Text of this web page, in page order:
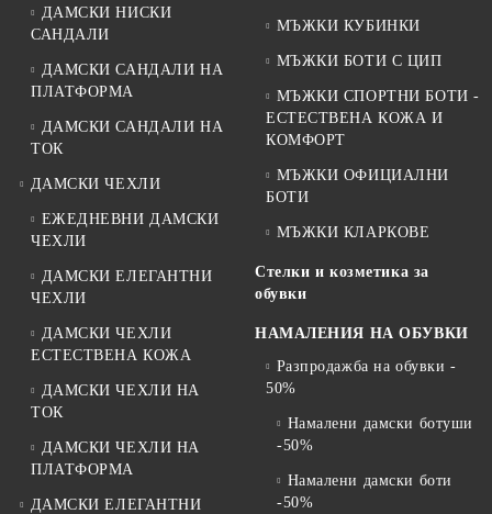
ДАМСКИ НИСКИ
САНДАЛИ
ДАМСКИ САНДАЛИ НА
ПЛАТФОРМА
ДАМСКИ САНДАЛИ НА
ТОК
ДАМСКИ ЧЕХЛИ
ЕЖЕДНЕВНИ ДАМСКИ
ЧЕХЛИ
ДАМСКИ ЕЛЕГАНТНИ
ЧЕХЛИ
ДАМСКИ ЧЕХЛИ
ЕСТЕСТВЕНА КОЖА
ДАМСКИ ЧЕХЛИ НА
ТОК
ДАМСКИ ЧЕХЛИ НА
ПЛАТФОРМА
ДАМСКИ ЕЛЕГАНТНИ
МЪЖКИ КУБИНКИ
МЪЖКИ БОТИ С ЦИП
МЪЖКИ СПОРТНИ БОТИ -
ЕСТЕСТВЕНА КОЖА И
КОМФОРТ
МЪЖКИ ОФИЦИАЛНИ
БОТИ
МЪЖКИ КЛАРКОВЕ
Стелки и козметика за
обувки
НАМАЛЕНИЯ НА ОБУВКИ
Разпродажба на обувки -
50%
Намалени дамски ботуши
-50%
Намалени дамски боти
-50%